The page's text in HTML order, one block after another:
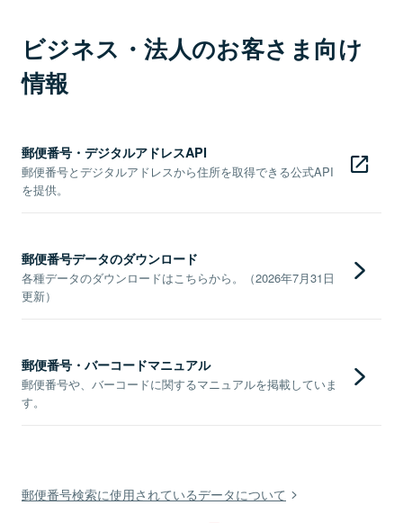
ビジネス・法人のお客さま向け
情報
郵便番号・デジタルアドレスAPI
郵便番号とデジタルアドレスから住所を取得できる公式API
を提供。
郵便番号データのダウンロード
各種データのダウンロードはこちらから。（2026年7月31日
更新）
郵便番号・バーコードマニュアル
郵便番号や、バーコードに関するマニュアルを掲載していま
す。
郵便番号検索に使用されているデータについて